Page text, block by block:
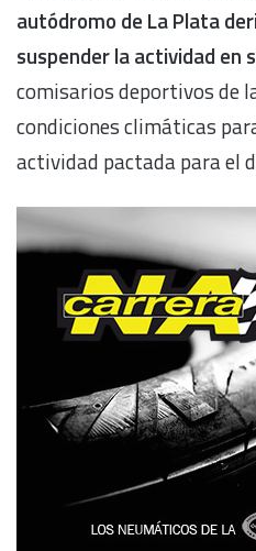
autódromo de La Plata
suspender la actividad en
comisarios deportivos de
condiciones climáticas
actividad pactada para el